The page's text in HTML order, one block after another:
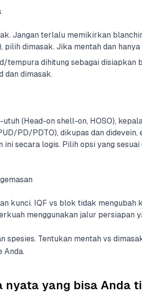
Jangan terlalu memikirkan
pilih dimasak. Jika mentah dan
tempura dihitung sebagai disiapkan
dan dimasak.
(Head-on shell-on, HOSO),
PD/PDTO), dikupas dan
ini secara logis. Pilih opsi yang
kunci. IQF vs blok tidak mengubah
menggunakan jalur persiapan
spesies. Tentukan mentah vs
Anda.
nyata yang bisa Anda